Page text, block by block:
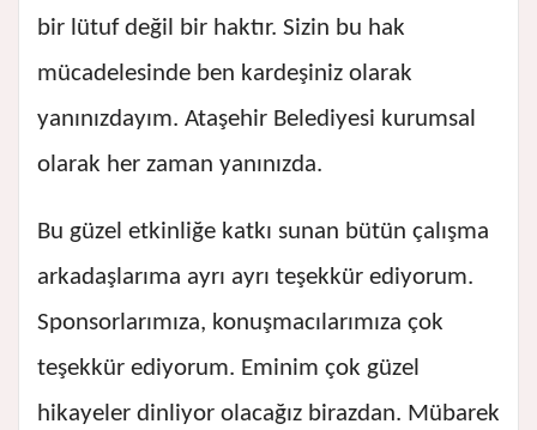
bir lütuf değil bir haktır. Sizin bu hak
mücadelesinde ben kardeşiniz olarak
yanınızdayım. Ataşehir Belediyesi kurumsal
olarak her zaman yanınızda.
Bu güzel etkinliğe katkı sunan bütün çalışma
arkadaşlarıma ayrı ayrı teşekkür ediyorum.
Sponsorlarımıza, konuşmacılarımıza çok
teşekkür ediyorum. Eminim çok güzel
hikayeler dinliyor olacağız birazdan. Mübarek